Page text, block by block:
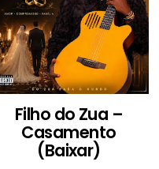
Filho do Zua –
Casamento
(Baixar)